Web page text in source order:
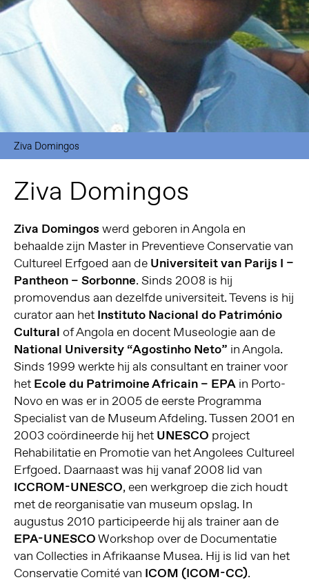
Ziva Domingos
Ziva Domingos
Ziva Domingos werd geboren in Angola en
behaalde zijn Master in Preventieve Conservatie van
Cultureel Erfgoed aan de Universiteit van Parijs I –
Pantheon – Sorbonne. Sinds 2008 is hij
promovendus aan dezelfde universiteit. Tevens is hij
curator aan het Instituto Nacional do Património
Cultural of Angola en docent Museologie aan de
National University “Agostinho Neto” in Angola.
Sinds 1999 werkte hij als consultant en trainer voor
het Ecole du Patrimoine Africain – EPAin Porto-
Novo en was er in 2005 de eerste Programma
Specialist van de Museum Afdeling. Tussen 2001 en
2003 coördineerde hij het UNESCO project
Rehabilitatie en Promotie van het Angolees Cultureel
Erfgoed. Daarnaast was hij vanaf 2008 lid van
ICCROM-UNESCO, een werkgroep die zich houdt
met de reorganisatie van museum opslag. In
augustus 2010 participeerde hij als trainer aan de
EPA-UNESCOWorkshop over de Documentatie
van Collecties in Afrikaanse Musea. Hij is lid van het
Conservatie Comité van ICOM (ICOM-CC).